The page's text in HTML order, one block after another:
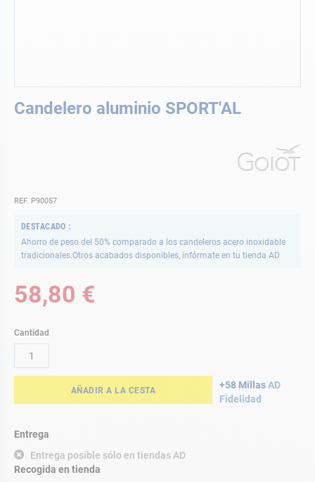
Candelero aluminio SPORT'AL
REF. P90057
DESTACADO
Ahorro de peso del 50% comparado a los candeleros acero inoxidable
tradicionales.Otros acabados disponibles, infórmate en tu tienda AD
58,80 €
Cantidad
AÑADIR A LA CESTA +58 MillasAD
Fidelidad
Entrega
Entrega posible sólo en tiendas AD
Recogida en tienda
al